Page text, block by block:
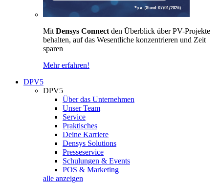
Mit Densys Connect den Überblick über PV-Projekte
behalten, auf das Wesentliche konzentrieren und Zeit
sparen
Mehr erfahren!
DPV5
DPV5
Über das Unternehmen
Unser Team
Service
Praktisches
Deine Karriere
Densys Solutions
Presseservice
Schulungen & Events
POS & Marketing
alle anzeigen